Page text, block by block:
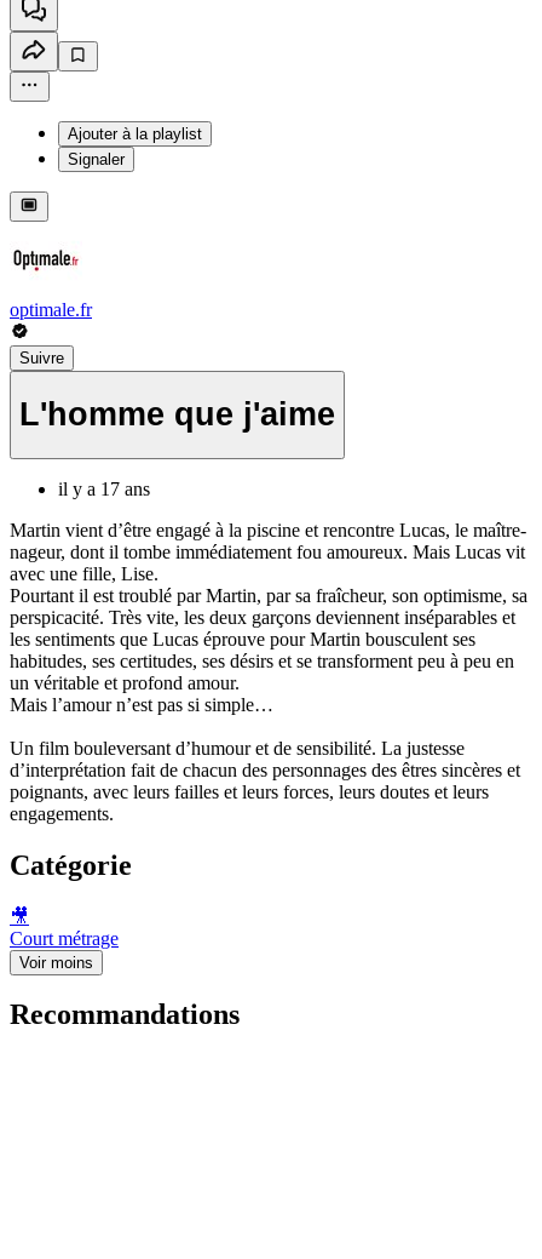
Ajouter à la playlist
Signaler
optimale.fr
Suivre
L'homme que j'aime
il y a 17 ans
Martin vient d’être engagé à la piscine et rencontre Lucas, le maître-
nageur, dont il tombe immédiatement fou amoureux. Mais Lucas vit
avec une fille, Lise.
Pourtant il est troublé par Martin, par sa fraîcheur, son optimisme, sa
perspicacité. Très vite, les deux garçons deviennent inséparables et
les sentiments que Lucas éprouve pour Martin bousculent ses
habitudes, ses certitudes, ses désirs et se transforment peu à peu en
un véritable et profond amour.
Mais l’amour n’est pas si simple…
Un film bouleversant d’humour et de sensibilité. La justesse
d’interprétation fait de chacun des personnages des êtres sincères et
poignants, avec leurs failles et leurs forces, leurs doutes et leurs
engagements.
Catégorie
🎥
Court métrage
Voir moins
Recommandations